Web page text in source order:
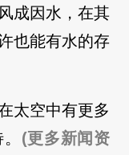
成因水，在其
也能有水的存
太空中有更多
(更多新闻资